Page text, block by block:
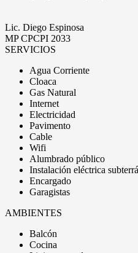
Lic. Diego Espinosa
MP CPCPI 2033
SERVICIOS
Agua Corriente
Cloaca
Gas Natural
Internet
Electricidad
Pavimento
Cable
Wifi
Alumbrado público
Instalación eléctrica
Encargado
Garagistas
AMBIENTES
Balcón
Cocina